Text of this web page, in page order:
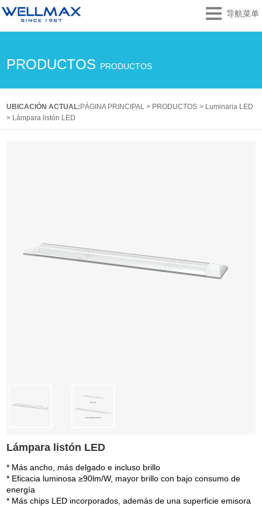
导航菜单
PRODUCTOS PRODUCTOS
UBICACIÓN ACTUAL: PÁGINA PRINCIPAL > PRODUCTOS > Luminaria LED
> Lámpara listón LED
Lámpara listón LED
* Más ancho, más delgado e incluso brillo
* Eficacia luminosa ≥90lm/W, mayor brillo con bajo consumo de
energía
* Más chips LED incorporados, además de una superficie emisora